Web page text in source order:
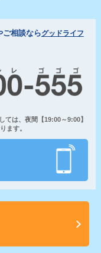
ご相談ならグッドライフ
は、夜間【19:00～9:00】
ます。